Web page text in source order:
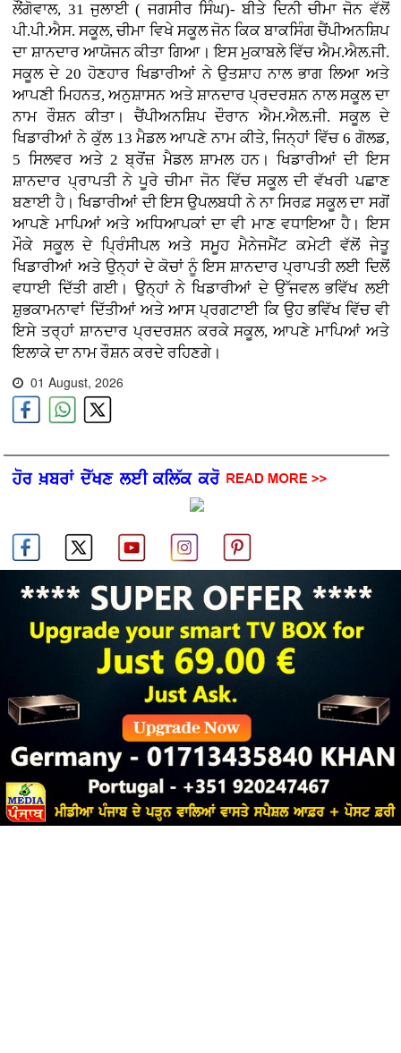
ਲੌਂਗੋਵਾਲ, 31 ਜੁਲਾਈ ( ਜਗਸੀਰ ਸਿੰਘ)- ਬੀਤੇ ਦਿਨੀ ਚੀਮਾ ਜੋਨ ਵੱਲੋਂ
ਪੀ.ਪੀ.ਐਸ. ਸਕੂਲ, ਚੀਮਾ ਵਿਖੇ ਸਕੂਲ ਜੋਨ ਕਿਕ ਬਾਕਸਿੰਗ ਚੈਂਪੀਅਨਸ਼ਿਪ
ਦਾ ਸ਼ਾਨਦਾਰ ਆਯੋਜਨ ਕੀਤਾ ਗਿਆ। ਇਸ ਮੁਕਾਬਲੇ ਵਿੱਚ ਐਮ.ਐਲ.ਜੀ.
ਸਕੂਲ ਦੇ 20 ਹੋਣਹਾਰ ਖਿਡਾਰੀਆਂ ਨੇ ਉਤਸ਼ਾਹ ਨਾਲ ਭਾਗ ਲਿਆ ਅਤੇ
ਆਪਣੀ ਮਿਹਨਤ, ਅਨੁਸ਼ਾਸਨ ਅਤੇ ਸ਼ਾਨਦਾਰ ਪ੍ਰਦਰਸ਼ਨ ਨਾਲ ਸਕੂਲ ਦਾ
ਨਾਮ ਰੌਸ਼ਨ ਕੀਤਾ। ਚੈਂਪੀਅਨਸ਼ਿਪ ਦੌਰਾਨ ਐਮ.ਐਲ.ਜੀ. ਸਕੂਲ ਦੇ
ਖਿਡਾਰੀਆਂ ਨੇ ਕੁੱਲ 13 ਮੈਡਲ ਆਪਣੇ ਨਾਮ ਕੀਤੇ, ਜਿਨ੍ਹਾਂ ਵਿੱਚ 6 ਗੋਲਡ,
5 ਸਿਲਵਰ ਅਤੇ 2 ਬ੍ਰੋਂਜ਼ ਮੈਡਲ ਸ਼ਾਮਲ ਹਨ। ਖਿਡਾਰੀਆਂ ਦੀ ਇਸ
ਸ਼ਾਨਦਾਰ ਪ੍ਰਾਪਤੀ ਨੇ ਪੂਰੇ ਚੀਮਾ ਜੋਨ ਵਿੱਚ ਸਕੂਲ ਦੀ ਵੱਖਰੀ ਪਛਾਣ
ਬਣਾਈ ਹੈ। ਖਿਡਾਰੀਆਂ ਦੀ ਇਸ ਉਪਲਬਧੀ ਨੇ ਨਾ ਸਿਰਫ਼ ਸਕੂਲ ਦਾ ਸਗੋਂ
ਆਪਣੇ ਮਾਪਿਆਂ ਅਤੇ ਅਧਿਆਪਕਾਂ ਦਾ ਵੀ ਮਾਣ ਵਧਾਇਆ ਹੈ। ਇਸ
ਮੌਕੇ ਸਕੂਲ ਦੇ ਪ੍ਰਿੰਸੀਪਲ ਅਤੇ ਸਮੂਹ ਮੈਨੇਜਮੈਂਟ ਕਮੇਟੀ ਵੱਲੋਂ ਜੇਤੂ
ਖਿਡਾਰੀਆਂ ਅਤੇ ਉਨ੍ਹਾਂ ਦੇ ਕੋਚਾਂ ਨੂੰ ਇਸ ਸ਼ਾਨਦਾਰ ਪ੍ਰਾਪਤੀ ਲਈ ਦਿਲੋਂ
ਵਧਾਈ ਦਿੱਤੀ ਗਈ। ਉਨ੍ਹਾਂ ਨੇ ਖਿਡਾਰੀਆਂ ਦੇ ਉੱਜਵਲ ਭਵਿੱਖ ਲਈ
ਸ਼ੁਭਕਾਮਨਾਵਾਂ ਦਿੱਤੀਆਂ ਅਤੇ ਆਸ ਪ੍ਰਗਟਾਈ ਕਿ ਉਹ ਭਵਿੱਖ ਵਿੱਚ ਵੀ
ਇਸੇ ਤਰ੍ਹਾਂ ਸ਼ਾਨਦਾਰ ਪ੍ਰਦਰਸ਼ਨ ਕਰਕੇ ਸਕੂਲ, ਆਪਣੇ ਮਾਪਿਆਂ ਅਤੇ
ਇਲਾਕੇ ਦਾ ਨਾਮ ਰੌਸ਼ਨ ਕਰਦੇ ਰਹਿਣਗੇ।
01 August, 2026